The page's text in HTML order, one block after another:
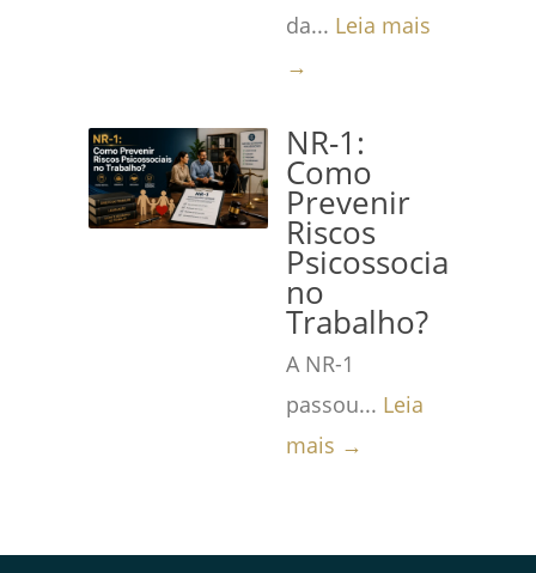
da... Leia mais
→
NR-1:
Como
Prevenir
Riscos
Psicossociais
no
Trabalho?
A NR-1
passou... Leia
mais →